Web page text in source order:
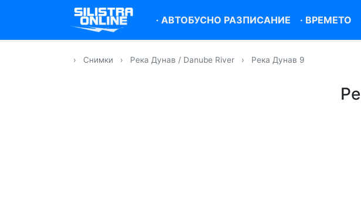
·АВТОБУСНО РАЗПИСАНИЕ · ВРЕМЕТО
› Снимки › Река Дунав / Danube River › Река Дунав 9